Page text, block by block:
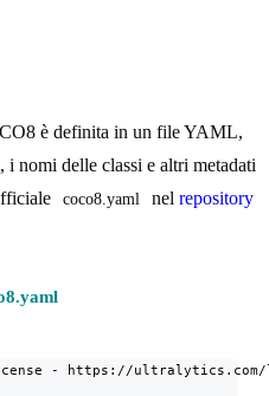
è definita in un file YAML,
i nomi delle classi e altri metadati
coco8.yaml nel repository
- https://ultralytics.com/